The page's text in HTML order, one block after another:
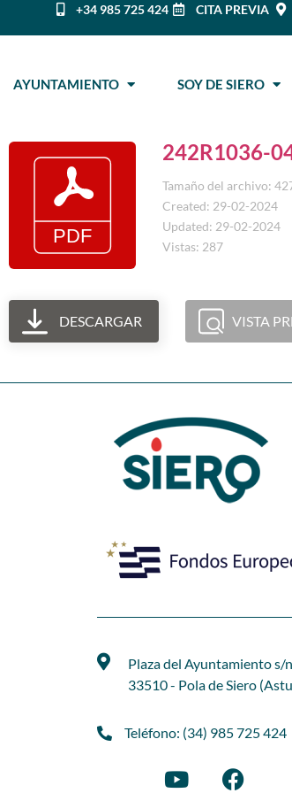
+34 985 725 424 CITA PREVIA
AYUNTAMIENTO SOY DE SIERO
242R1036-
Tamaño del archivo:
Created: 29-02-2024
Updated: 29-02-2024
Vistas: 287
DESCARGAR VISTA
Plaza del Ayuntamiento s/n
33510 - Pola de Siero
Teléfono: (34) 985 725 424